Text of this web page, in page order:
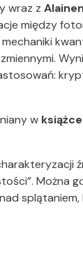
wraz z
między
w
Można